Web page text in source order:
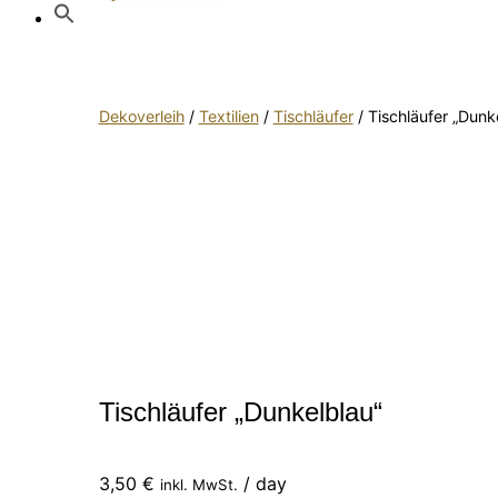
Dekoverleih/ Textilien/ Tischläufer/ Tischläufer
Tischläufer „Dunkelblau“
3,50 € inkl. MwSt. / day